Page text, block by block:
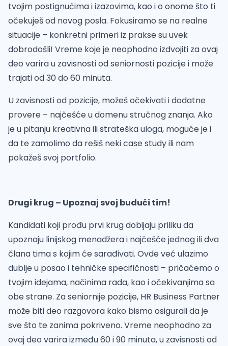
tvojim postignućima i izazovima, kao i o onome što ti
očekuješ od novog posla. Fokusiramo se na realne
situacije – konkretni primeri iz prakse su uvek
dobrodošli! Vreme koje je neophodno izdvojiti za ovaj
deo varira u zavisnosti od seniornosti pozicije i može
trajati od 30 do 60 minuta.
U zavisnosti od pozicije, možeš očekivati i dodatne
provere – najčešće u domenu stručnog znanja. Ako
je u pitanju kreativna ili strateška uloga, moguće je i
da te zamolimo da rešiš neki case study ili nam
pokažeš svoj portfolio.
Drugi krug – Upoznaj svoj budući tim!
Kandidati koji prođu prvi krug dobijaju priliku da
upoznaju linijskog menadžera i najčešće jednog ili dva
člana tima s kojim će sarađivati. Ovde već ulazimo
dublje u posao i tehničke specifičnosti – pričaćemo o
tvojim idejama, načinima rada, kao i očekivanjima sa
obe strane. Za seniornije pozicije, HR Business Partner
može biti deo razgovora kako bismo osigurali da je
sve što te zanima pokriveno. Vreme neophodno za
ovaj deo varira između 60 i 90 minuta, u zavisnosti od